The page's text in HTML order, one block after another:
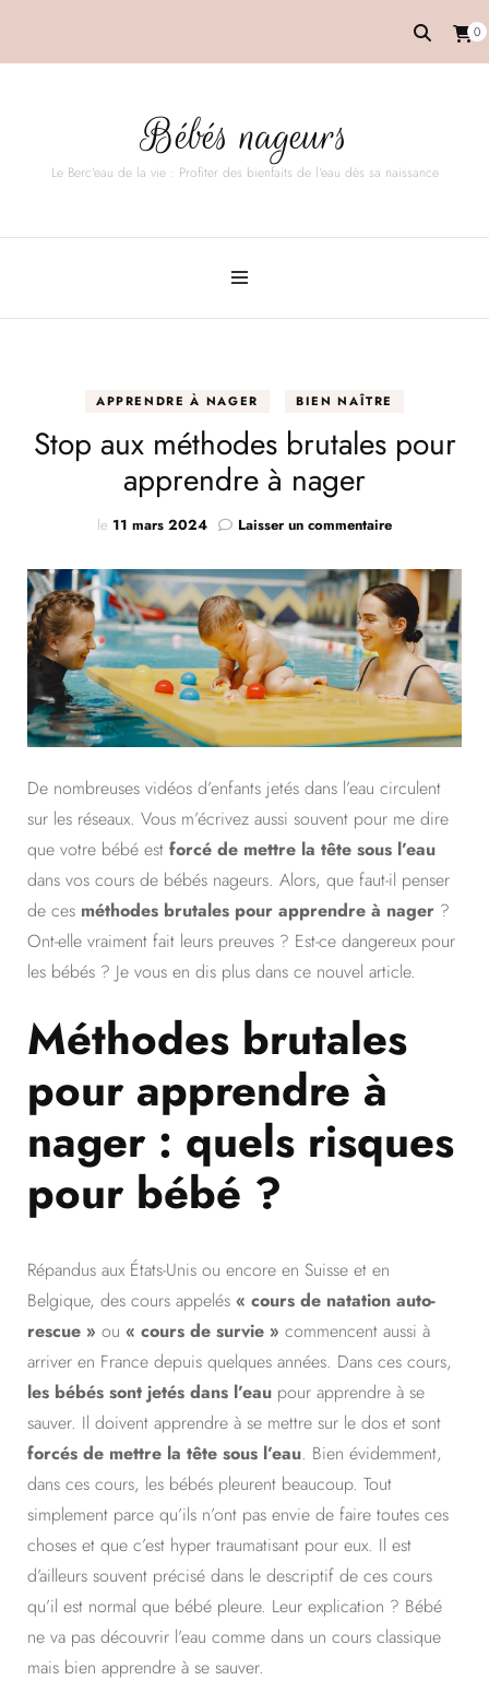
0
Bébés nageurs
Le Berc'eau de la vie : Profiter des bienfaits de l'eau dès sa naissance
APPRENDRE À NAGER BIEN NAÎTRE
Stop aux méthodes brutales pour
apprendre à nager
le 11 mars 2024 Laisser un commentairesur
aux
méthodes
brutales
pour
apprendre
à
nager
De nombreuses vidéos d’enfants jetés dans l’eau circulent
sur les réseaux. Vous m’écrivez aussi souvent pour me dire
que votre bébé est forcé de mettre la tête sous l’eau
dans vos cours de bébés nageurs. Alors, que faut-il penser
de ces méthodes brutales pour apprendre à nager ?
Ont-elle vraiment fait leurs preuves ? Est-ce dangereux pour
les bébés ? Je vous en dis plus dans ce nouvel article.
Méthodes brutales
pour apprendre à
nager : quels risques
pour bébé ?
Répandus aux États-Unis ou encore en Suisse et en
Belgique, des cours appelés « cours de natation auto-
rescue » ou « cours de survie » commencent aussi à
arriver en France depuis quelques années. Dans ces cours,
les bébés sont jetés dans l’eau pour apprendre à se
sauver. Il doivent apprendre à se mettre sur le dos et sont
forcés de mettre la tête sous l’eau. Bien évidemment,
dans ces cours, les bébés pleurent beaucoup. Tout
simplement parce qu’ils n’ont pas envie de faire toutes ces
choses et que c’est hyper traumatisant pour eux. Il est
d’ailleurs souvent précisé dans le descriptif de ces cours
qu’il est normal que bébé pleure. Leur explication ? Bébé
ne va pas découvrir l’eau comme dans un cours classique
mais bien apprendre à se sauver.